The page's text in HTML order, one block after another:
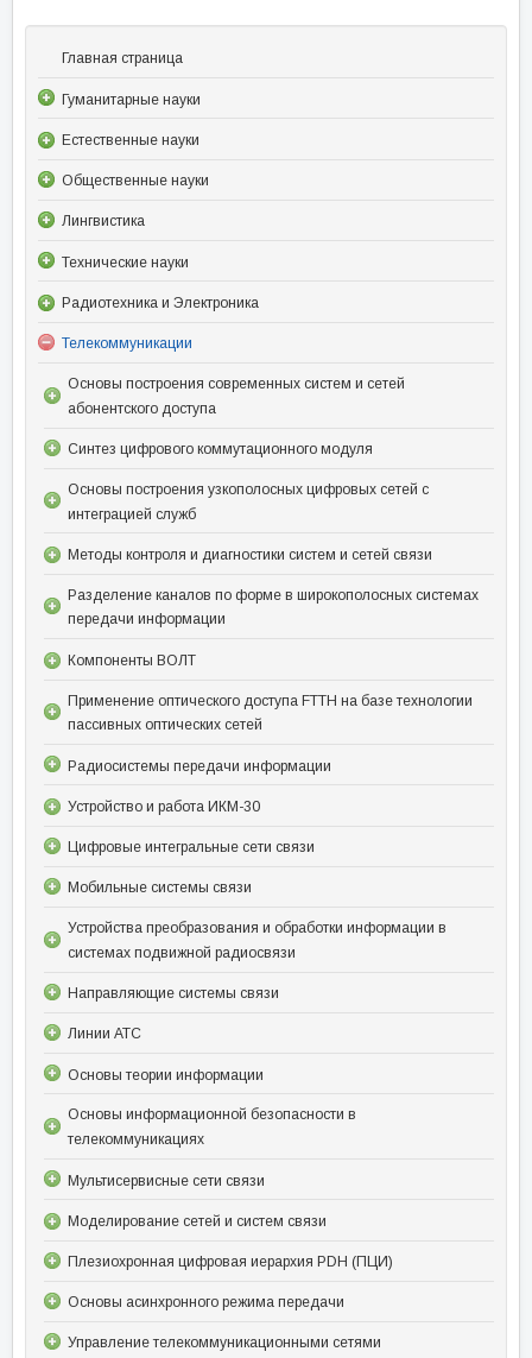
Главная страница
Гуманитарные науки
Естественные науки
Общественные науки
Лингвистика
Технические науки
Радиотехника и Электроника
Телекоммуникации
Основы построения современных систем и сетей
абонентского доступа
Синтез цифрового коммутационного модуля
Основы построения узкополосных цифровых сетей с
интеграцией служб
Методы контроля и диагностики систем и сетей связи
Разделение каналов по форме в широкополосных системах
передачи информации
Компоненты ВОЛТ
Применение оптического доступа FTTH на базе технологии
пассивных оптических сетей
Радиосистемы передачи информации
Устройство и работа ИКМ-30
Цифровые интегральные сети связи
Мобильные системы связи
Устройства преобразования и обработки информации в
системах подвижной радиосвязи
Направляющие системы связи
Линии АТС
Основы теории информации
Основы информационной безопасности в
телекоммуникациях
Мультисервисные сети связи
Моделирование сетей и систем связи
Плезиохронная цифровая иерархия PDH (ПЦИ)
Основы асинхронного режима передачи
Управление телекоммуникационными сетями